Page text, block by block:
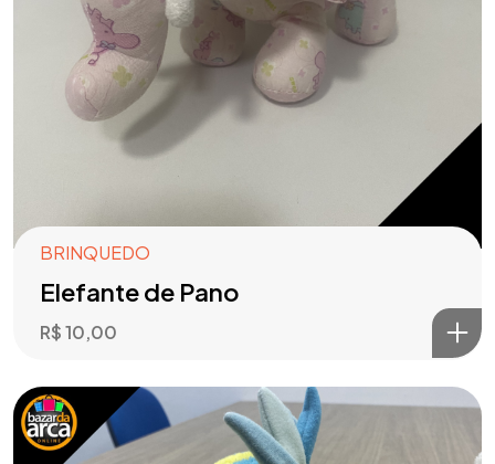
BRINQUEDO
Elefante de Pano
R$10,00